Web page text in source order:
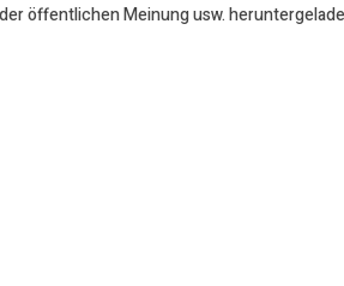
öffentlichen Meinung usw.